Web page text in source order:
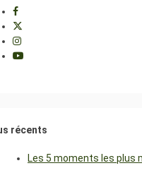
récents
Les 5 moments les plus